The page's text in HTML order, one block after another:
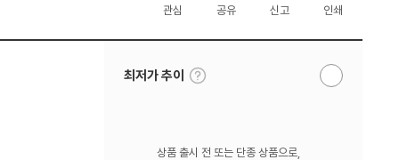
관심 공유 신고 인쇄
최저가 추이
툴
팁
알
상품 출시 전 또는 단종 상품으로,